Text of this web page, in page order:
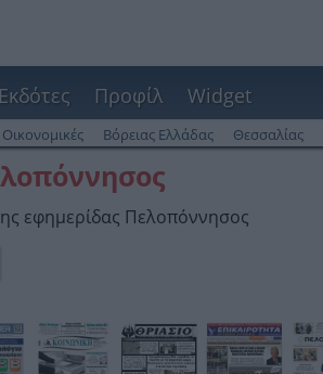
Εκδότες Προφίλ Widget
Οικονομικές Βόρειας Ελλάδας Θεσσαλίας
εφημερίδας Πελοπόννησος